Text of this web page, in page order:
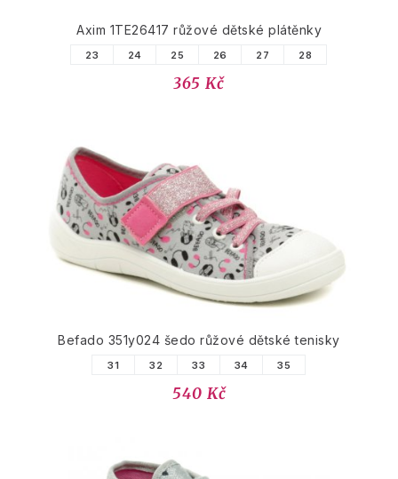
Axim 1TE26417 růžové dětské plátěnky
23 24 25 26 27 28
365 Kč
Befado 351y024 šedo růžové dětské tenisky
31 32 33 34 35
540 Kč